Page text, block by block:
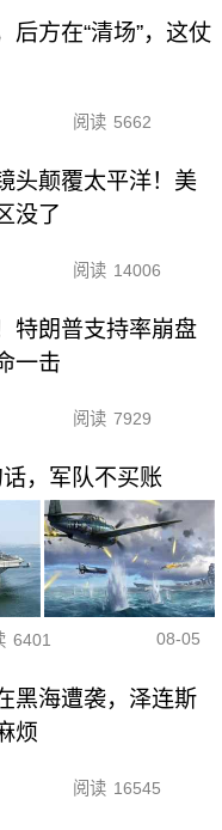
后方在“清场”，这仗
阅读 5662
头颠覆太平洋！美
没了
阅读 14006
特朗普支持率崩盘
一击
阅读 7929
，军队不买账
6401 08-05
黑海遭袭，泽连斯
烦
阅读 16545